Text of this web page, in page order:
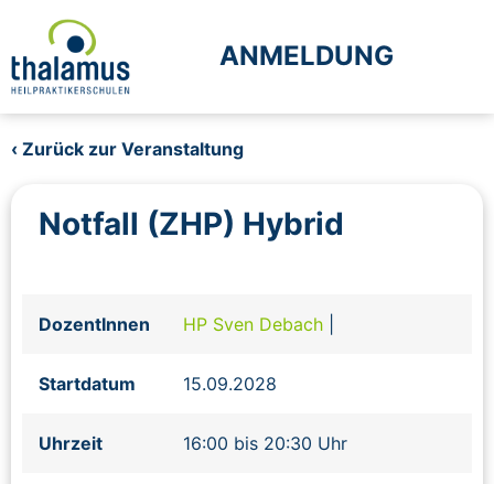
ANMELDUNG
‹ Zurück zur Veranstaltung
Notfall (ZHP) Hybrid
DozentInnen HP Sven Debach
Startdatum 15.09.2028
Uhrzeit 16:00 bis 20:30 Uhr